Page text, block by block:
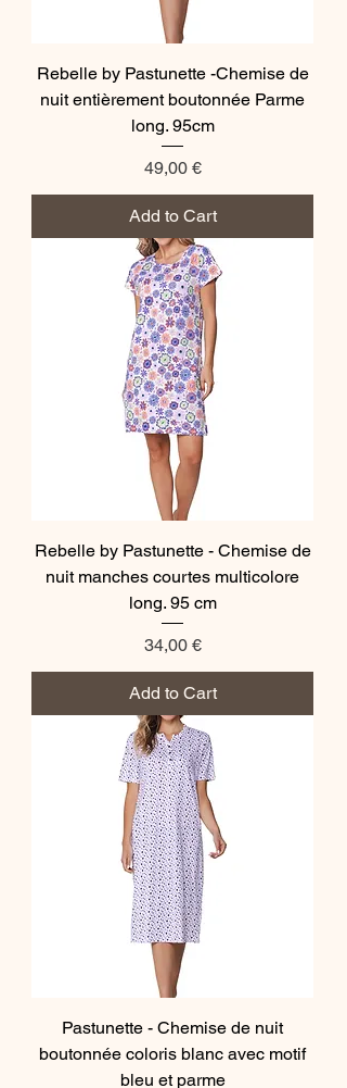
Rebelle by Pastunette -Chemise de
nuit entièrement boutonnée Parme
long. 95cm
Price
49,00 €
Add to Cart
Rebelle by Pastunette - Chemise de
nuit manches courtes multicolore
long. 95 cm
Price
34,00 €
Add to Cart
Pastunette - Chemise de nuit
boutonnée coloris blanc avec motif
bleu et parme